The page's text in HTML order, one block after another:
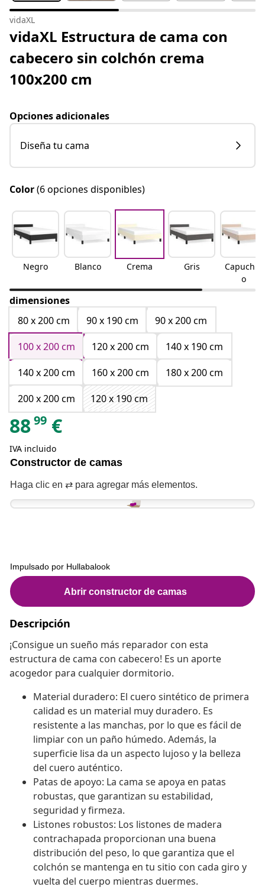
vidaXL
vidaXL Estructura de cama con
cabecero sin colchón crema
100x200 cm
Opciones adicionales
Diseña tu cama
Color(6 opciones disponibles)
Negro Blanco Crema Gris
Capuchin
o
dimensiones
80 x 200 cm
90 x 190 cm
90 x 200 cm
100 x 200 cm
120 x 200 cm
140 x 190 cm
140 x 200 cm
160 x 200 cm
180 x 200 cm
200 x 200 cm
120 x 190 cm
8899 €
IVA incluido
Descripción
¡Consigue un sueño más reparador con esta
estructura de cama con cabecero! Es un aporte
acogedor para cualquier dormitorio.
Material duradero: El cuero sintético de primera
calidad es un material muy duradero. Es
resistente a las manchas, por lo que es fácil de
limpiar con un paño húmedo. Además, la
superficie lisa da un aspecto lujoso y la belleza
del cuero auténtico.
Patas de apoyo: La cama se apoya en patas
robustas, que garantizan su estabilidad,
seguridad y firmeza.
Listones robustos: Los listones de madera
contrachapada proporcionan una buena
distribución del peso, lo que garantiza que el
colchón se mantenga en tu sitio con cada giro y
vuelta del cuerpo mientras duermes.